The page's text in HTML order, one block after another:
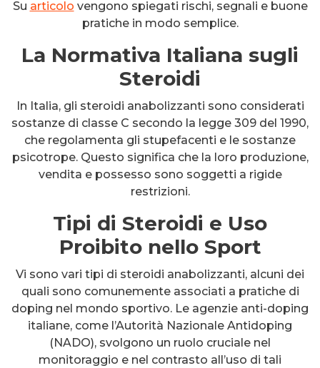
Su articolo vengono spiegati rischi, segnali e buone
pratiche in modo semplice.
La Normativa Italiana sugli
Steroidi
In Italia, gli steroidi anabolizzanti sono considerati
sostanze di classe C secondo la legge 309 del 1990,
che regolamenta gli stupefacenti e le sostanze
psicotrope. Questo significa che la loro produzione,
vendita e possesso sono soggetti a rigide
restrizioni.
Tipi di Steroidi e Uso
Proibito nello Sport
Vi sono vari tipi di steroidi anabolizzanti, alcuni dei
quali sono comunemente associati a pratiche di
doping nel mondo sportivo. Le agenzie anti-doping
italiane, come l’Autorità Nazionale Antidoping
(NADO), svolgono un ruolo cruciale nel
monitoraggio e nel contrasto all’uso di tali